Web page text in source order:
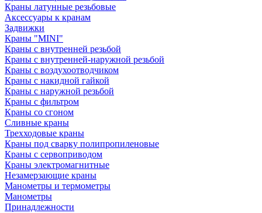
Краны латунные резьбовые
Аксессуары к кранам
Задвижки
Краны "MINI"
Краны с внутренней резьбой
Краны с внутренней-наружной резьбой
Краны с воздухоотводчиком
Краны с накидной гайкой
Краны с наружной резьбой
Краны с фильтром
Краны со сгоном
Сливные краны
Трехходовые краны
Краны под сварку полипропиленовые
Краны с сервоприводом
Краны электромагнитные
Незамерзающие краны
Манометры и термометры
Манометры
Принадлежности